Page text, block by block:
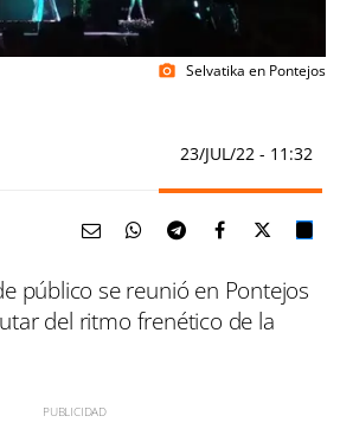
photo_camera Selvatika en Pontejos
23/JUL/22 - 11:32
público se reunió en Pontejos
del ritmo frenético de la